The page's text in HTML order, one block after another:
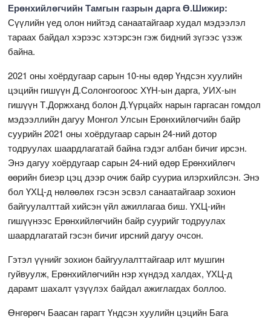
Ерөнхийлөгчийн Тамгын газрын дарга Ө.Шижир:
Сүүлийн үед олон нийтэд санаатайгаар худал мэдээлэл
тараах байдал хэрээс хэтэрсэн гэж бидний зүгээс үзэж
байна.
2021 оны хоёрдугаар сарын 10-ны өдөр Үндсэн хуулийн
цэцийн гишүүн Д.Солонгоогоос ХҮН-ын дарга, УИХ-ын
гишүүн Т.Доржханд болон Д.Үүрцайх нарын гаргасан гомдол
мэдээллийн дагуу Монгол Улсын Ерөнхийлөгчийн байр
суурийн 2021 оны хоёрдугаар сарын 24-ний дотор
тодруулах шаардлагатай байна гэдэг албан бичиг ирсэн.
Энэ дагуу хоёрдугаар сарын 24-ний өдөр Ерөнхийлөгч
өөрийн биеэр цэц дээр очиж байр сууриа илэрхийлсэн. Энэ
бол ҮХЦ-д нөлөөлөх гэсэн эсвэл санаатайгаар зохион
байгуулалттай хийсэн үйл ажиллагаа биш. ҮХЦ-ийн
гишүүнээс Ерөнхийлөгчийн байр суурийг тодруулах
шаардлагатай гэсэн бичиг ирсний дагуу очсон.
Гэтэл үүнийг зохион байгуулалттайгаар илт мушгин
гуйвуулж, Ерөнхийлөгчийн нэр хүндэд халдах, ҮХЦ-д
дарамт шахалт үзүүлэх байдал ажиглагдах боллоо.
Өнгөрөгч Баасан гарагт Үндсэн хуулийн цэцийн Бага